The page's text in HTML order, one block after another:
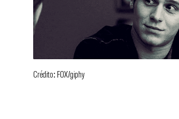
Crédito: FOX/giphy